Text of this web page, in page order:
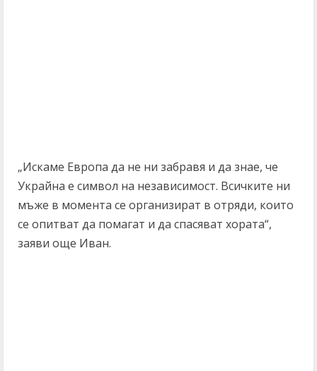
„Искаме Европа да не ни забравя и да знае, че
Украйна е символ на независимост. Всичките ни
мъже в момента се организират в отряди, които
се опитват да помагат и да спасяват хората“,
заяви още Иван.